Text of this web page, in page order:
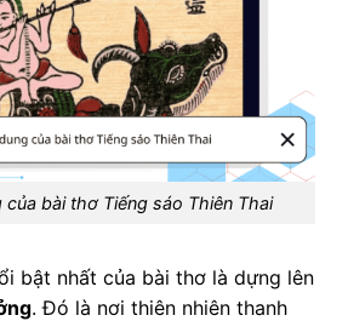
của bài thơ Tiếng sáo Thiên Thai
bật nhất của bài thơ là dựng lên
. Đó là nơi thiên nhiên thanh